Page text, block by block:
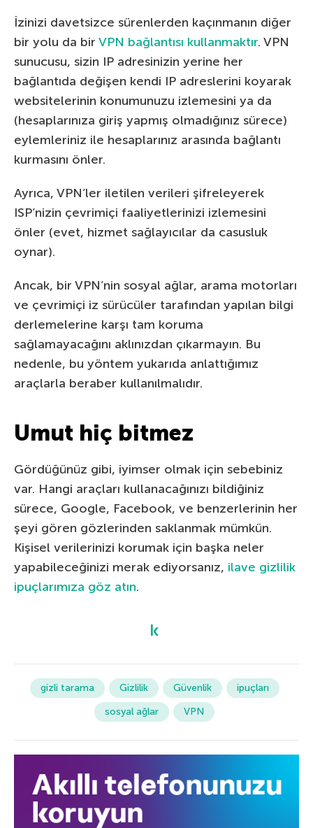
İzinizi davetsizce sürenlerden kaçınmanın diğer
bir yolu da bir VPN bağlantısı kullanmaktır. VPN
sunucusu, sizin IP adresinizin yerine her
bağlantıda değişen kendi IP adreslerini koyarak
websitelerinin konumunuzu izlemesini ya da
(hesaplarınıza giriş yapmış olmadığınız sürece)
eylemleriniz ile hesaplarınız arasında bağlantı
kurmasını önler.
Ayrıca, VPN’ler iletilen verileri şifreleyerek
ISP’nizin çevrimiçi faaliyetlerinizi izlemesini
önler (evet, hizmet sağlayıcılar da casusluk
oynar).
Ancak, bir VPN’nin sosyal ağlar, arama motorları
ve çevrimiçi iz sürücüler tarafından yapılan bilgi
derlemelerine karşı tam koruma
sağlamayacağını aklınızdan çıkarmayın. Bu
nedenle, bu yöntem yukarıda anlattığımız
araçlarla beraber kullanılmalıdır.
Umut hiç bitmez
Gördüğünüz gibi, iyimser olmak için sebebiniz
var. Hangi araçları kullanacağınızı bildiğiniz
sürece, Google, Facebook, ve benzerlerinin her
şeyi gören gözlerinden saklanmak mümkün.
Kişisel verilerinizi korumak için başka neler
yapabileceğinizi merak ediyorsanız, ilave gizlilik
ipuçlarımıza göz atın.
gizli tarama Gizlilik Güvenlik
ipuçları
sosyal ağlar
VPN